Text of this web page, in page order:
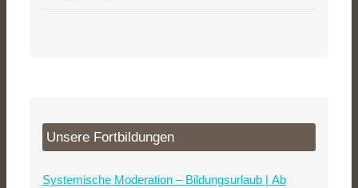
Unsere Fortbildungen
Systemische Moderation – Bildungsurlaub | Ab